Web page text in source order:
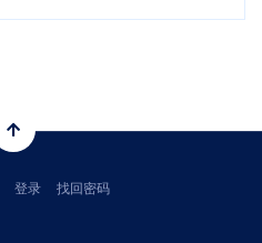
登录 找回密码